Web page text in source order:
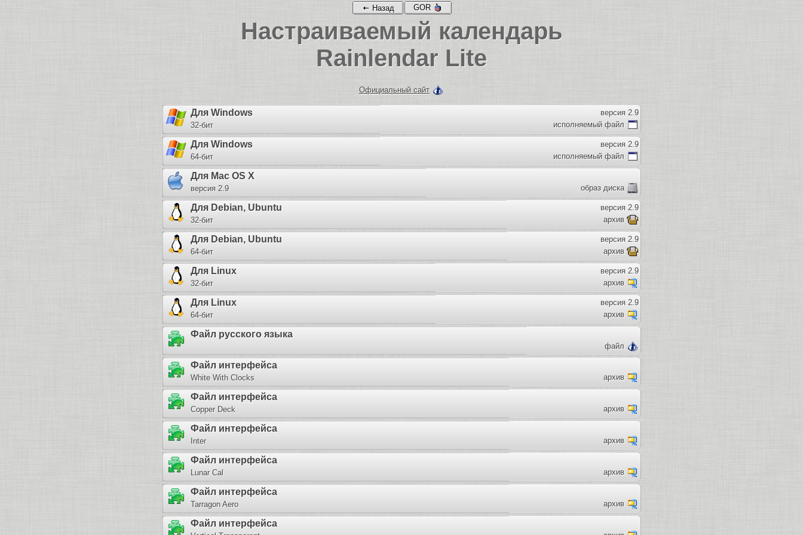
Назад GOR
Настраиваемый календарь
Rainlendar Lite
Официальный сайт
Для Windows
32-бит
версия 2.9
исполняемый файл
Для Windows
64-бит
версия 2.9
исполняемый файл
Для Mac OS X
версия 2.9 образ диска
Для Debian, Ubuntu
32-бит
версия 2.9
архив
Для Debian, Ubuntu
64-бит
версия 2.9
архив
Для Linux
32-бит
версия 2.9
архив
Для Linux
64-бит
версия 2.9
архив
Файл русского языка
файл
Файл интерфейса
White With Clocks архив
Файл интерфейса
Copper Deck архив
Файл интерфейса
Inter архив
Файл интерфейса
Lunar Cal архив
Файл интерфейса
Tarragon Aero архив
Файл интерфейса